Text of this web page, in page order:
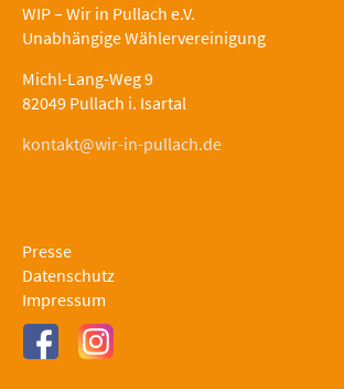
WIP – Wir in Pullach e.V.
Unabhängige Wählervereinigung
Michl-Lang-Weg 9
82049 Pullach i. Isartal
kontakt@wir-in-pullach.de
Presse
Datenschutz
Impressum